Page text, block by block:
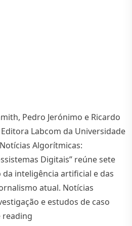
Pedro Jerónimo e Ricardo
Labcom da Universidade
Algorítmicas:
Digitais” reúne sete
inteligência artificial e das
atual. Notícias
e estudos de caso
reading